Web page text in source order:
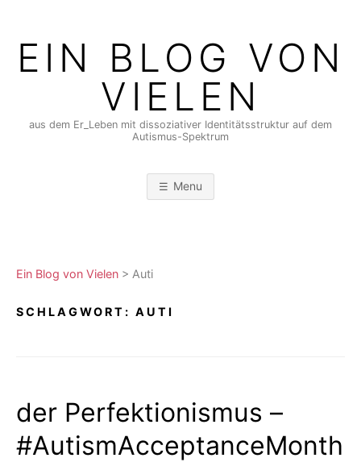
contentEIN BLOG VON
VIELEN
aus dem Er_Leben mit dissoziativer Identitätsstruktur auf dem
Autismus-Spektrum
Menu
Ein Blog von Vielen > Auti
SCHLAGWORT: AUTI
der Perfektionismus –
#AutismAcceptanceMonth